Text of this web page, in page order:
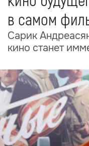
в самом
Сарик
кино станет